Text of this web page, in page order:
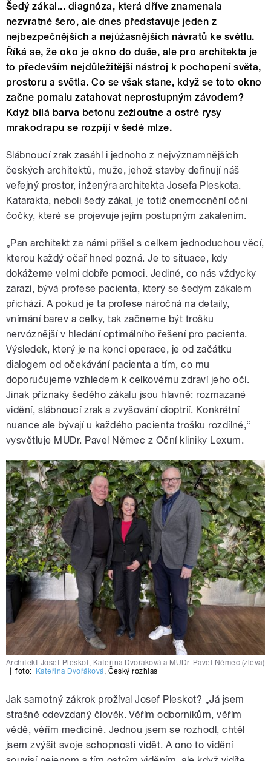
Šedý zákal... diagnóza, která dříve znamenala
nezvratné šero, ale dnes představuje jeden z
nejbezpečnějších a nejúžasnějších návratů ke světlu.
Říká se, že oko je okno do duše, ale pro architekta je
to především nejdůležitější nástroj k pochopení světa,
prostoru a světla. Co se však stane, když se toto okno
začne pomalu zatahovat neprostupným závodem?
Když bílá barva betonu zežloutne a ostré rysy
mrakodrapu se rozpíjí v šedé mlze.
Slábnoucí zrak zasáhl i jednoho z nejvýznamnějších
českých architektů, muže, jehož stavby definují náš
veřejný prostor, inženýra architekta Josefa Pleskota.
Katarakta, neboli šedý zákal, je totiž onemocnění oční
čočky, které se projevuje jejím postupným zakalením.
„Pan architekt za námi přišel s celkem jednoduchou věcí,
kterou každý očař hned pozná. Je to situace, kdy
dokážeme velmi dobře pomoci. Jediné, co nás vždycky
zarazí, bývá profese pacienta, který se šedým zákalem
přichází. A pokud je ta profese náročná na detaily,
vnímání barev a celky, tak začneme být trošku
nervóznější v hledání optimálního řešení pro pacienta.
Výsledek, který je na konci operace, je od začátku
dialogem od očekávání pacienta a tím, co mu
doporučujeme vzhledem k celkovému zdraví jeho očí.
Jinak příznaky šedého zákalu jsou hlavně: rozmazané
vidění, slábnoucí zrak a zvyšování dioptrií. Konkrétní
nuance ale bývají u každého pacienta trošku rozdílné,“
vysvětluje MUDr. Pavel Němec z Oční kliniky Lexum.
Architekt Josef Pleskot, Kateřina Dvořáková a MUDr. Pavel Němec (zleva)
foto: Kateřina Dvořáková, Český rozhlas
Jak samotný zákrok prožíval Josef Pleskot? „Já jsem
strašně odevzdaný člověk. Věřím odborníkům, věřím
vědě, věřím medicíně. Jednou jsem se rozhodl, chtěl
jsem zvýšit svoje schopnosti vidět. A ono to vidění